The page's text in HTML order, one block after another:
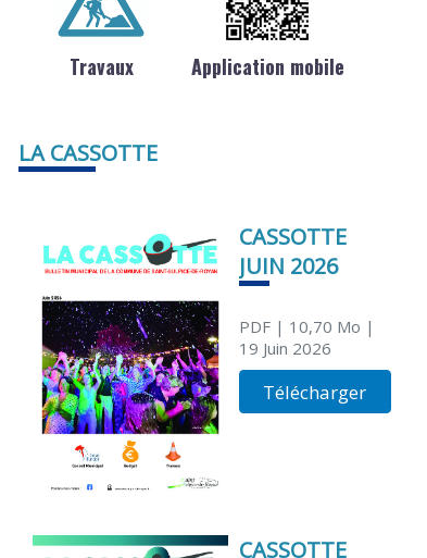
Travaux Application mobile
LA CASSOTTE
CASSOTTE
JUIN 2026
PDF| 10,70 Mo |
19 Juin 2026
Télécharger
CASSOTTE